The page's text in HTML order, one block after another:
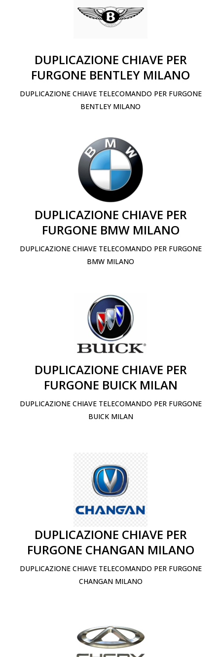
DUPLICAZIONE CHIAVE PER
FURGONE BENTLEY MILANO
DUPLICAZIONE CHIAVE TELECOMANDO PER FURGONE
BENTLEY MILANO
DUPLICAZIONE CHIAVE PER
FURGONE BMW MILANO
DUPLICAZIONE CHIAVE TELECOMANDO PER FURGONE
BMW MILANO
DUPLICAZIONE CHIAVE PER
FURGONE BUICK MILAN
DUPLICAZIONE CHIAVE TELECOMANDO PER FURGONE
BUICK MILAN
DUPLICAZIONE CHIAVE PER
FURGONE CHANGAN MILANO
DUPLICAZIONE CHIAVE TELECOMANDO PER FURGONE
CHANGAN MILANO